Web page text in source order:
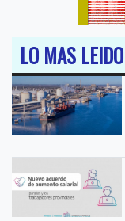
LO MAS